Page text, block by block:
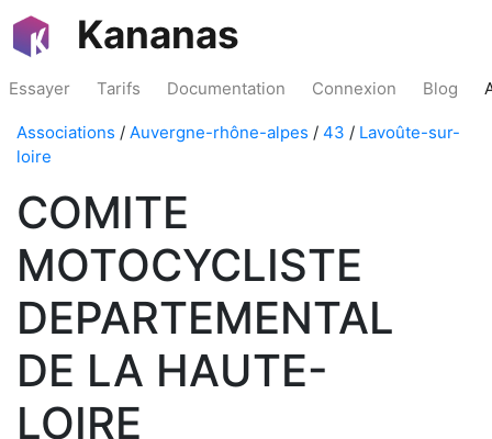
Kananas
Essayer Tarifs Documentation Connexion Blog
Associations / Auvergne-rhône-alpes / 43 / Lavoûte-sur-
loire
COMITE
MOTOCYCLISTE
DEPARTEMENTAL
DE LA HAUTE-
LOIRE